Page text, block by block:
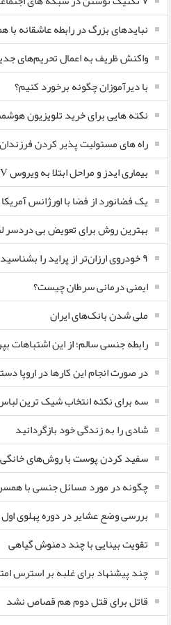
نبایدهای بزرگ در رابطه عاشقانه با
واکنش ظریف به اعمال تحریم‌های
با دیرآموزان چگونه برخورد کنیم؟
نکته هایی برای خرید تلویزیون
راه های مسئولیت پذیر کردن فرزندان
بیماری ایدز و مراحل ابتلا به ویروس HIV چیست؟
یک فضانورد از فضا با اورژانس
بهترین روش برای تعویض بی دردسر
٩ خودروی ارزان‌تر از پراید را بشناسید
ایمنی درمانی سرطان چیست؟
ملی شدن بانک‌های ایران
رابطه جنسی سالم؛ از این اشتباهات
در صورت انجام این کارها در اروپا
سه برای نکته انتخاب شیک ترین
شادی را به زندگی خود بازگردانید
سفید کردن پوست با روش‌های خانگی
چگونه در مورد مسائل جنسی با
بررسی وضع عشایر در دوره پهلوی اول
تقویت بینایی با چند دمنوش گیاهی
چند پیشنهاد برای غلبه بر استرس
قاتل برای قتل دوم هم قصاص نشد